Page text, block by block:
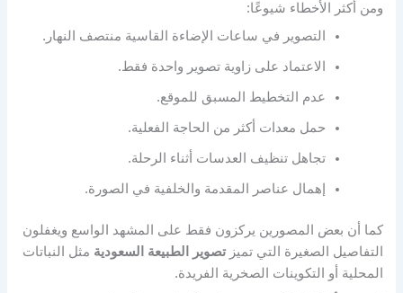
ومن أكثر الأخطاء شيوعًا:
التصوير في ساعات الإضاءة القاسية منتصف النهار.
الاعتماد على زاوية تصوير واحدة فقط.
عدم التخطيط المسبق للموقع.
حمل معدات أكثر من الحاجة الفعلية.
تجاهل تنظيف العدسات أثناء الرحلة.
إهمال عناصر المقدمة والخلفية في الصورة.
كما أن بعض المصورين يركزون فقط على المشهد الواسع ويغفلون
التفاصيل الصغيرة التي تميزتصوير الطبيعة السعودية مثل النباتات
المحلية أو التكوينات الصخرية الفريدة.